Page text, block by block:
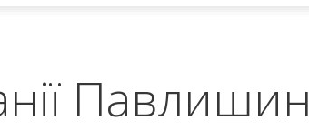
Павлишин